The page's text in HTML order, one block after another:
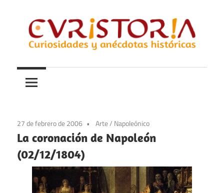
contenido
Curistoria
y
anécdotas
historia
27 de febrero de 2006 Arte/ Napoleónico
La coronación de Napoleón
(02/12/1804)